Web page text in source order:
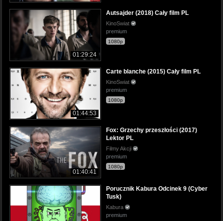
01:29:24
Autsajder (2018) Cały film PL
KinoSwiat
premium
1080p
01:44:53
Carte blanche (2015) Cały film PL
KinoSwiat
premium
1080p
01:40:41
Fox: Grzechy przeszłości (2017)
Lektor PL
Filmy Akcji
premium
1080p
Porucznik Kabura Odcinek 9 (Cyber
Tusk)
Kabura
premium